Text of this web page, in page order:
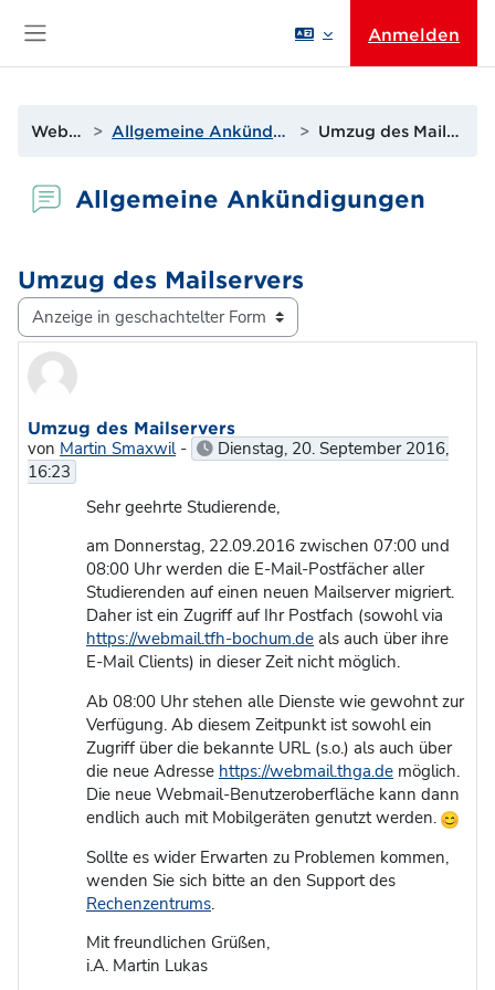
Anmelden
Website Allgemeine Ankündigungen Umzug des Mailservers
Allgemeine Ankündigungen
Umzug des Mailservers
Anzeigemodus
Umzug des Mailservers
von Martin Smaxwil-
Dienstag, 20. September 2016,
16:23
Sehr geehrte Studierende,
am Donnerstag, 22.09.2016 zwischen 07:00 und
08:00 Uhr werden die E-Mail-Postfächer aller
Studierenden auf einen neuen Mailserver migriert.
Daher ist ein Zugriff auf Ihr Postfach (sowohl via
https://webmail.tfh-bochum.de als auch über ihre
E-Mail Clients) in dieser Zeit nicht möglich.
Ab 08:00 Uhr stehen alle Dienste wie gewohnt zur
Verfügung. Ab diesem Zeitpunkt ist sowohl ein
Zugriff über die bekannte URL (s.o.) als auch über
die neue Adresse https://webmail.thga.de möglich.
Die neue Webmail-Benutzeroberfläche kann dann
endlich auch mit Mobilgeräten genutzt werden.
Sollte es wider Erwarten zu Problemen kommen,
wenden Sie sich bitte an den Support des
Rechenzentrums.
Mit freundlichen Grüßen,
i.A. Martin Lukas